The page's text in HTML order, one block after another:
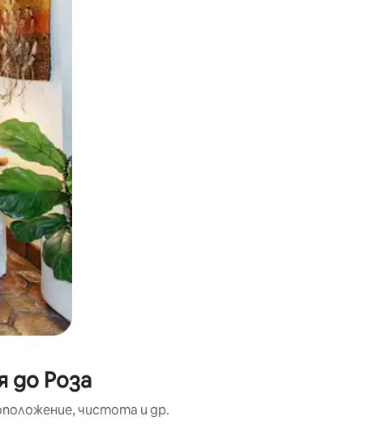
или плъзгане.
до Роза
чистота и др.